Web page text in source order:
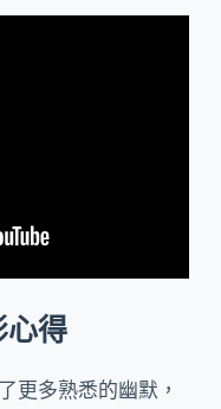
心得
更多熟悉的幽默，